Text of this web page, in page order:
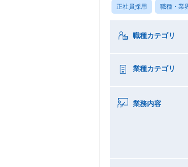
正社員採用 職種・業
職種カテゴリ
業種カテゴリ
業務内容